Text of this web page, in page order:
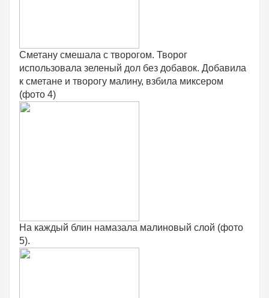
Сметану смешала с творогом. Творог
использовала зеленый дол без добавок. Добавила
к сметане и творогу малину, взбила миксером
(фото 4)
На каждый блин намазала малиновый слой (фото
5).